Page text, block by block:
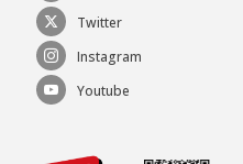
Twitter
Instagram
Youtube